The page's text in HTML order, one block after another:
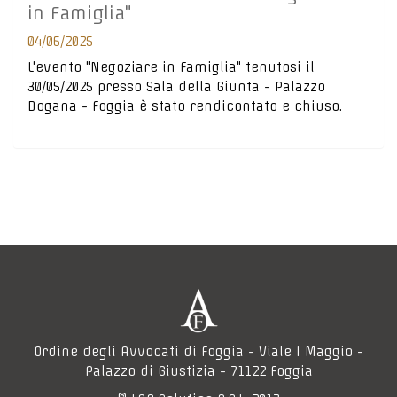
in Famiglia"
04/06/2025
L'evento "Negoziare in Famiglia" tenutosi il
30/05/2025 presso Sala della Giunta - Palazzo
Dogana - Foggia è stato rendicontato e chiuso.
Ordine degli Avvocati di Foggia - Viale I Maggio -
Palazzo di Giustizia - 71122 Foggia